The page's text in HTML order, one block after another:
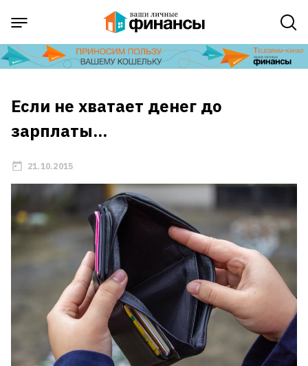
Если не хватает денег до
зарплаты...
21.10.2015